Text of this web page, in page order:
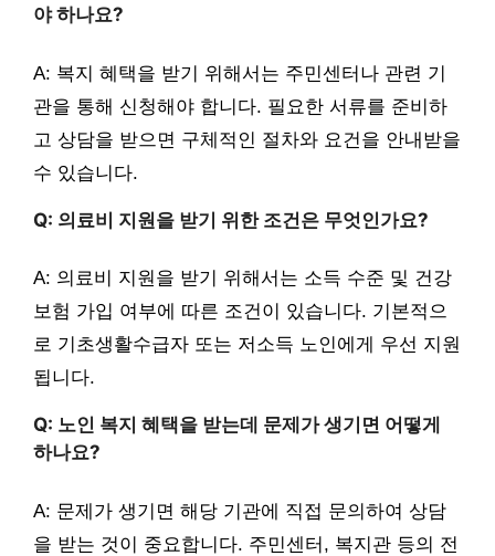
야 하나요?
A: 복지 혜택을 받기 위해서는 주민센터나 관련 기
관을 통해 신청해야 합니다. 필요한 서류를 준비하
고 상담을 받으면 구체적인 절차와 요건을 안내받을
수 있습니다.
Q: 의료비 지원을 받기 위한 조건은 무엇인가요?
A: 의료비 지원을 받기 위해서는 소득 수준 및 건강
보험 가입 여부에 따른 조건이 있습니다. 기본적으
로 기초생활수급자 또는 저소득 노인에게 우선 지원
됩니다.
Q: 노인 복지 혜택을 받는데 문제가 생기면 어떻게
하나요?
A: 문제가 생기면 해당 기관에 직접 문의하여 상담
을 받는 것이 중요합니다. 주민센터, 복지관 등의 전